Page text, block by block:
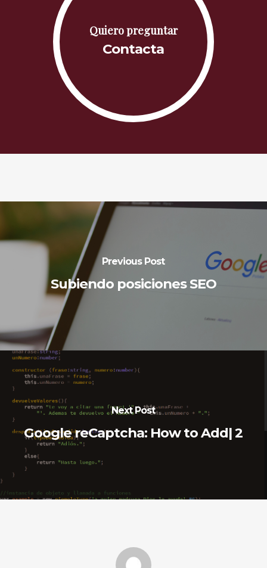
Quiero preguntar
Contacta
Previous Post
Subiendo posiciones SEO
Next Post
Google reCaptcha: How to Add| 2